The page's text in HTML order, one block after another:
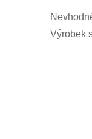
Výrobek